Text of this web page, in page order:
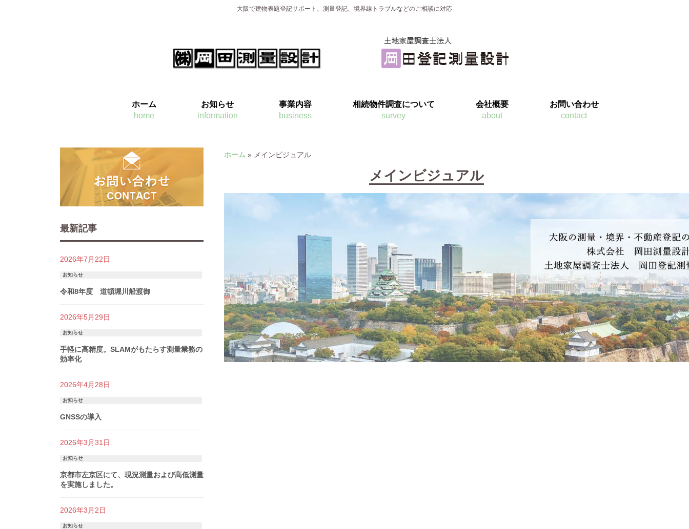
大阪で建物表題登記サポート、測量登記、境界線トラブルなどのご相談に対応
ホーム
home
お知らせ
information
事業内容
business
相続物件調査について
survey
会社概要
about
お問い合わせ
contact
ホーム » メインビジュアル
メインビジュアル
最新記事
2026年7月22日
お知らせ
令和8年度 道頓堀川船渡御
2026年5月29日
お知らせ
手軽に高精度。SLAMがもたらす測量業務の
効率化
2026年4月28日
お知らせ
GNSSの導入
2026年3月31日
お知らせ
京都市左京区にて、現況測量および高低測量
を実施しました。
2026年3月2日
お知らせ